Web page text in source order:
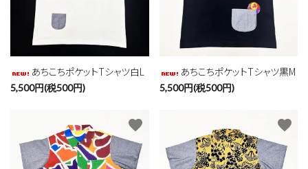
あちこちポケットTシャツ白L
5,500円(税500円)
あちこちポケットTシャツ黒M
5,500円(税500円)
favorite favorite